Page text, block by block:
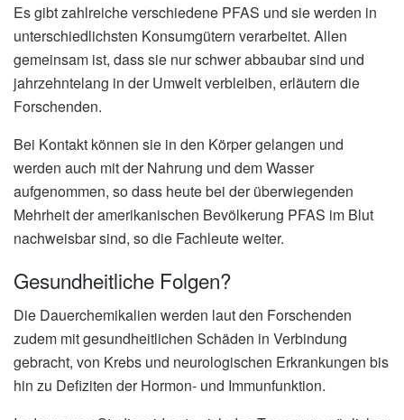
Es gibt zahlreiche verschiedene PFAS und sie werden in
unterschiedlichsten Konsumgütern verarbeitet. Allen
gemeinsam ist, dass sie nur schwer abbaubar sind und
jahrzehntelang in der Umwelt verbleiben, erläutern die
Forschenden.
Bei Kontakt können sie in den Körper gelangen und
werden auch mit der Nahrung und dem Wasser
aufgenommen, so dass heute bei der überwiegenden
Mehrheit der amerikanischen Bevölkerung PFAS im Blut
nachweisbar sind, so die Fachleute weiter.
Gesundheitliche Folgen?
Die Dauerchemikalien werden laut den Forschenden
zudem mit gesundheitlichen Schäden in Verbindung
gebracht, von Krebs und neurologischen Erkrankungen bis
hin zu Defiziten der Hormon- und Immunfunktion.